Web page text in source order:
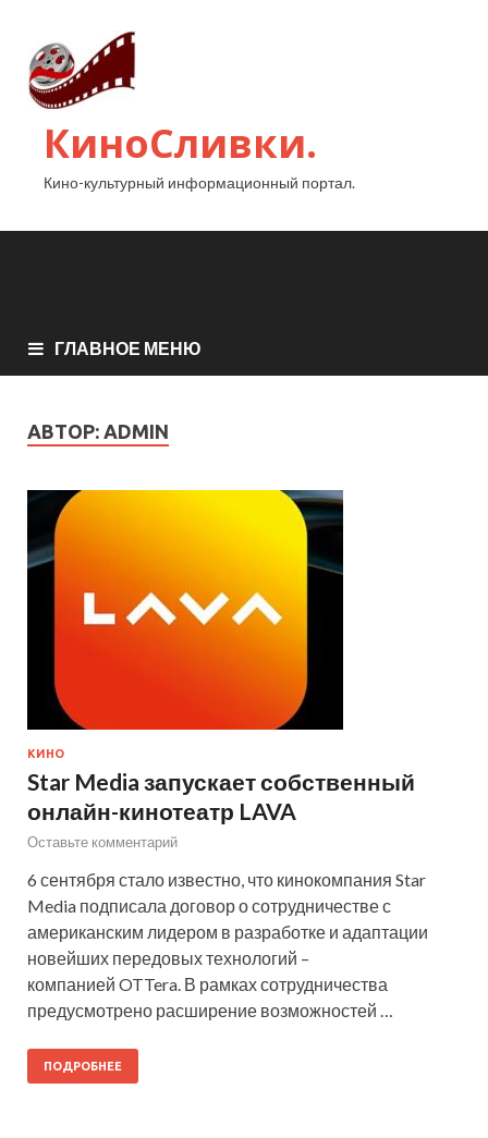
КиноСливки.
Кино-культурный информационный портал.
ГЛАВНОЕ МЕНЮ
АВТОР: ADMIN
КИНО
Star Media запускает собственный
онлайн-кинотеатр LAVA
Оставьте комментарий
6 сентября стало известно, что кинокомпания Star
Media подписала договор о сотрудничестве с
американским лидером в разработке и адаптации
новейших передовых технологий –
компанией OTTera. В рамках сотрудничества
предусмотрено расширение возможностей …
ПОДРОБНЕЕ